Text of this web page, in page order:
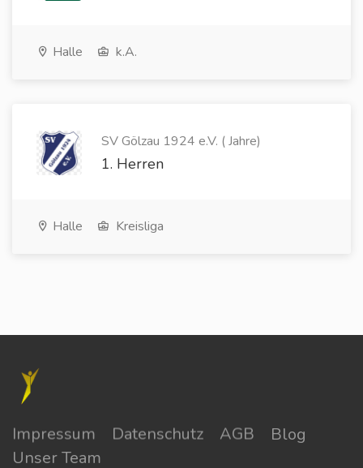
Halle k.A.
SV Gölzau 1924 e.V. ( Jahre)
1. Herren
Halle Kreisliga
Impressum Datenschutz AGB
Blog
Unser Team